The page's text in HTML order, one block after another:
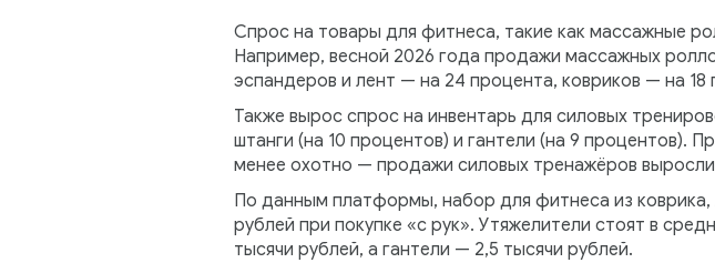
Спрос на товары для фитнеса, такие как массажные
Например, весной 2026 года продажи массажных
эспандеров и лент — на 24 процента, ковриков — на 18
Также вырос спрос на инвентарь для силовых
штанги (на 10 процентов) и гантели (на 9 процентов).
менее охотно — продажи силовых тренажёров выросли
По данным платформы, набор для фитнеса из
рублей при покупке «с рук». Утяжелители стоят в
тысячи рублей, а гантели — 2,5 тысячи рублей.